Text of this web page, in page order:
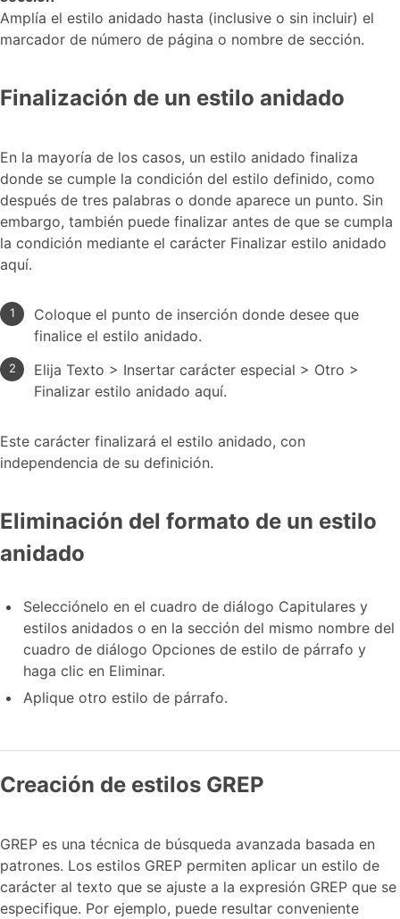
Amplía el estilo anidado hasta (inclusive o sin incluir) el
marcador de número de página o nombre de sección.
Finalización de un estilo anidado
En la mayoría de los casos, un estilo anidado finaliza
donde se cumple la condición del estilo definido, como
después de tres palabras o donde aparece un punto. Sin
embargo, también puede finalizar antes de que se cumpla
la condición mediante el carácter Finalizar estilo anidado
aquí.
Coloque el punto de inserción donde desee que
finalice el estilo anidado.
Elija Texto > Insertar carácter especial > Otro >
Finalizar estilo anidado aquí.
Este carácter finalizará el estilo anidado, con
independencia de su definición.
Eliminación del formato de un estilo
anidado
Selecciónelo en el cuadro de diálogo Capitulares y
estilos anidados o en la sección del mismo nombre del
cuadro de diálogo Opciones de estilo de párrafo y
haga clic en Eliminar.
Aplique otro estilo de párrafo.
Creación de estilos GREP
GREP es una técnica de búsqueda avanzada basada en
patrones. Los estilos GREP permiten aplicar un estilo de
carácter al texto que se ajuste a la expresión GREP que se
especifique. Por ejemplo, puede resultar conveniente